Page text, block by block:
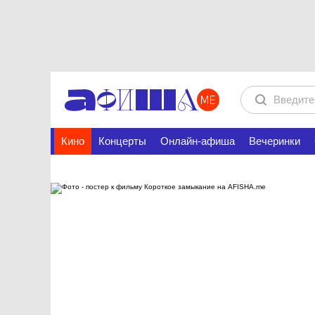
Кино Концерты Онлайн-афиша Вечеринки